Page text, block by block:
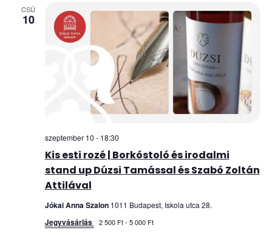
CSÜ
10
Kis esti rozé | Borkóstoló és irodalmi
stand up Dúzsi Tamással és Szabó Zoltán
Attilával
szeptember 10 - 18:30
Jókai Anna Szalon 1011 Budapest, Iskola utca 28.
Jegyvásárlás 2 500 Ft - 5 000 Ft